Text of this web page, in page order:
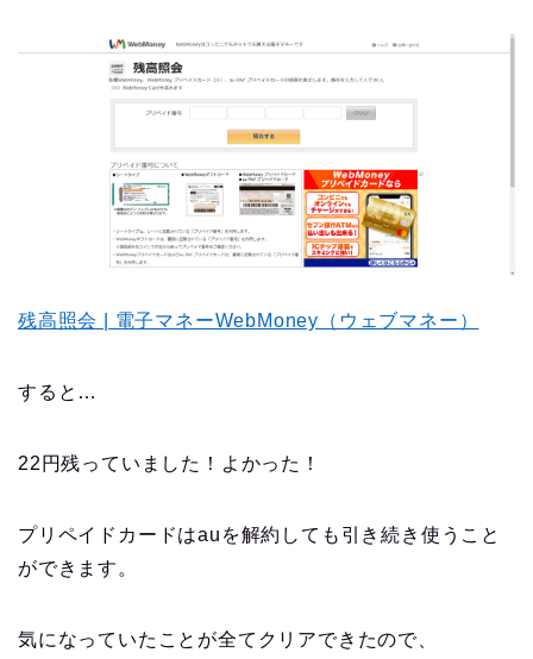
残高照会 | 電子マネーWebMoney（ウェブマネー）
すると…
22円残っていました！よかった！
プリペイドカードはauを解約しても引き続き使うこと
ができます。
気になっていたことが全てクリアできたので、